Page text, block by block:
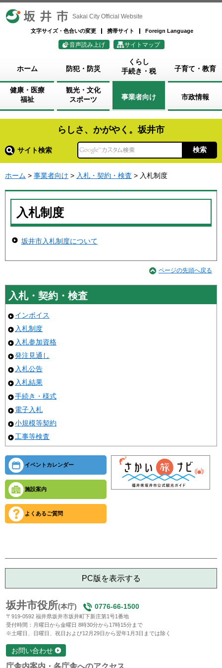
坂井市 Sakai City Official Website
文字サイズ・色合いの変更 携帯サイト Foreign Language
音声読み上げ サイトマップ
ホーム 防犯・防災
くらし
手続き・税
子育て・教育
健康・医療
福祉
観光・文化
スポーツ
事業者向け 市政情報
らしさ、かがやく。坂井市
サイト検索
ホーム > 事業者向け > 入札・契約・検査 > 入札制度
入札制度
坂井市入札制度について
ページの先頭へ戻る
入札・契約・検査
インボイス
入札制度
入札参加資格
発注見通し
入札公告
入札結果
手続き・様式
電子入札
小規模等契約
工事等検査
イベントカレンダー
施設案内
よくあるご質問
PC版を表示する
坂井市役所(本庁) 0776-66-1500
〒919-0592 福井県坂井市坂井町下新庄第1号1番地
受付時間：月曜日から金曜日 8時30分から17時15分まで
※土曜日、日曜日、祝日および12月29日から翌年1月3日までは除く
お問い合わせ